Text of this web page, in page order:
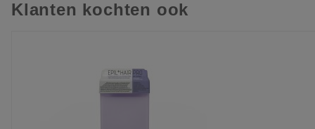
Klanten kochten ook